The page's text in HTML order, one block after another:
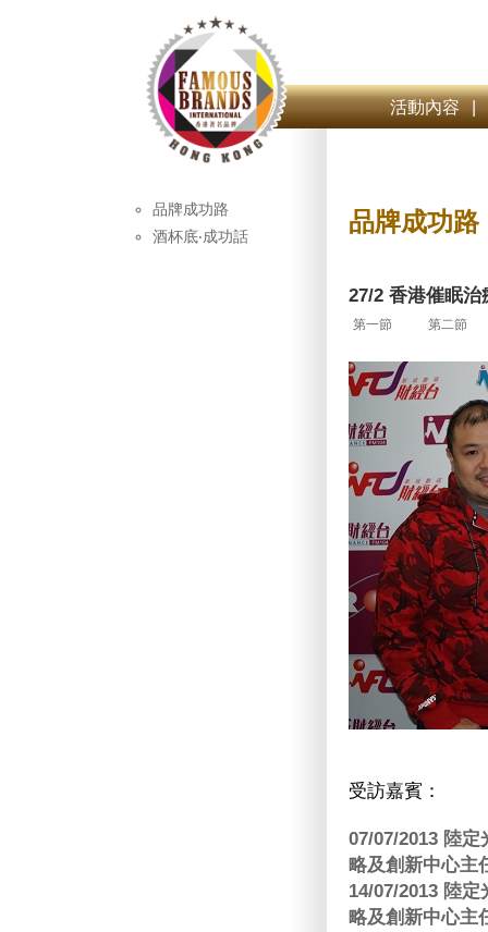
活動內容 |
品牌成功路
酒杯底‧成功話
品牌成功路
27/2 香港催眠
第一節 第二節
受訪嘉賓：
07/07/2013 陸
略及創新中心主
14/07/2013 陸
略及創新中心主